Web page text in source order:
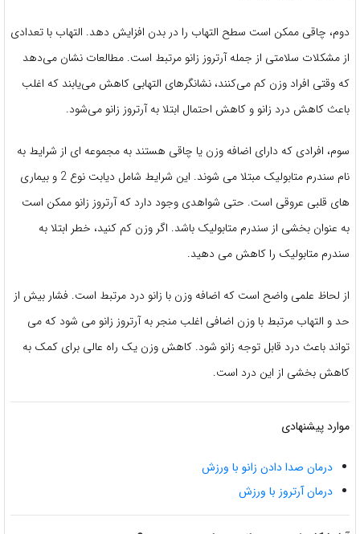
دوم، چاقی ممکن است سطح التهاب را در بدن افزایش دهد. التهاب با تعدادی
از مشکلات سلامتی از جمله آرتروز زانو مرتبط است. مطالعات نشان می‌دهد
که وقتی افراد وزن کم می‌کنند، نشانگرهای التهابی کاهش می‌یابند که اغلب
باعث کاهش درد زانو و کاهش احتمال ابتلا به آرتروز زانو می‌شود.
سوم، افرادی که دارای اضافه وزن یا چاقی هستند به مجموعه ای از شرایط به
نام سندرم متابولیک مبتلا می شوند. این شرایط شامل دیابت نوع 2 و بیماری
های قلبی عروقی است. حتی شواهدی وجود دارد که آرتروز زانو ممکن است
به عنوان بخشی از سندرم متابولیک باشد. اگر وزن کم کنید، خطر ابتلا به
سندرم متابولیک را کاهش می دهید.
از لحاظ علمی واضح است که اضافه وزن با زانو درد مرتبط است. فشار بیش از
حد و التهاب مرتبط با وزن اضافی اغلب منجر به آرتروز زانو می شود که می
تواند باعث درد قابل توجه زانو شود. کاهش وزن یک راه عالی برای کمک به
کاهش بخشی از این درد است.
موارد پیشنهادی
درمان صدا دادن زانو با ورزش
درمان آرتروز با ورزش